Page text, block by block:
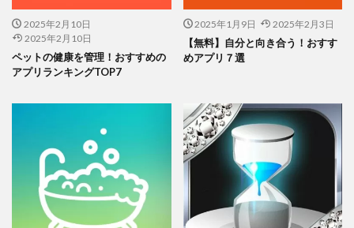
グセのある人ほど、この見える化はマストです。
画面に刻まれる「残り時間」を見た瞬間から、タスク管理ややり
たいことリストの見直しがぐっと進むはず！
さあ、アプリを使って有意義な時間を作
りましょう！
関連記事 【無料】おすすめの精神安定アプリ６選
2025年2月10日
2025年2月10日
ペットの健康を管理！おすすめの
アプリランキングTOP7
2025年1月9日 2025年2月3日
【無料】自分と向き合う！おすす
めアプリ７選